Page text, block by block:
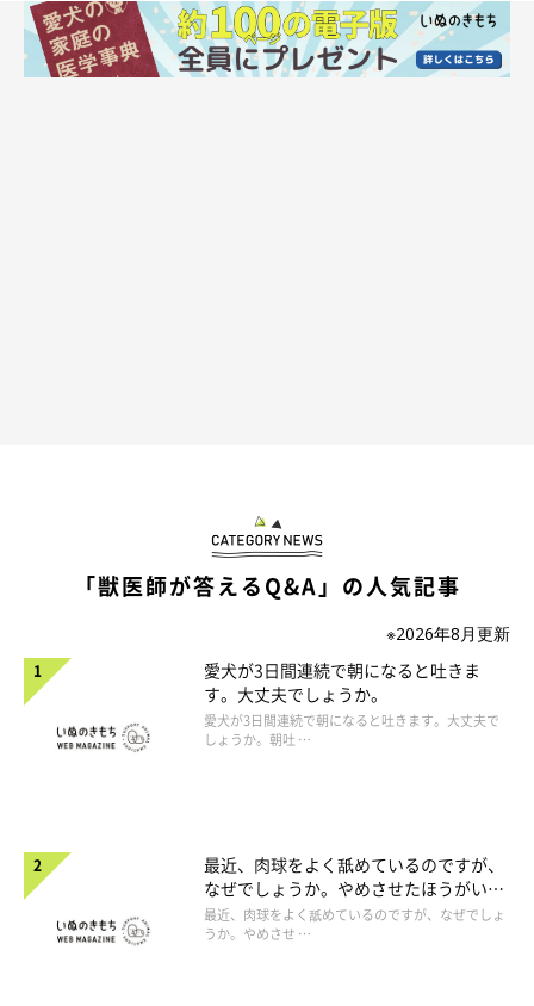
「獣医師が答えるQ&A」の人気記事
※2026年8月更新
愛犬が3日間連続で朝になると吐きま
す。大丈夫でしょうか。
愛犬が3日間連続で朝になると吐きます。大丈夫で
しょうか。朝吐 …
最近、肉球をよく舐めているのですが、
なぜでしょうか。やめさせたほうがいい
のでしょうか。
最近、肉球をよく舐めているのですが、なぜでしょ
うか。やめさせ …